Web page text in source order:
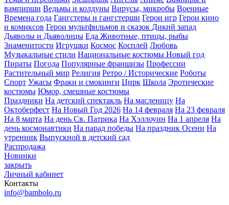
вампирши Ведьмы и колдуны Вирусы, микробы Военные
Времена года Гангстеры и гангстерши Герои игр Герои кино
и комиксов Герои мультфильмов и сказок Дикий запад
Дьяволы и Дьяволицы Еда Животные, птицы, рыбы
Знаменитости Игрушки Космос Косплей Любовь
Музыкальные стили Национальные костюмы Новый год
Пираты Погода Популярные франшизы Профессии
Растительный мир Религия Ретро / Исторические Роботы
Спорт Ужасы Фраки и смокинги Цирк Школа Эротические
костюмы Юмор, смешные костюмы
Праздники На детский спектакль На масленицу На
Октоберфест На Новый Год 2026 На 14 февраля На 23 февраля
На 8 марта На день Св. Патрика На Хэллоуин На 1 апреля На
день космонавтики На парад победы На праздник Осени На
утренник Выпускной в детский сад
Распродажа
Новинки
закрыть
Личный кабинет
Контакты
info@bambolo.ru